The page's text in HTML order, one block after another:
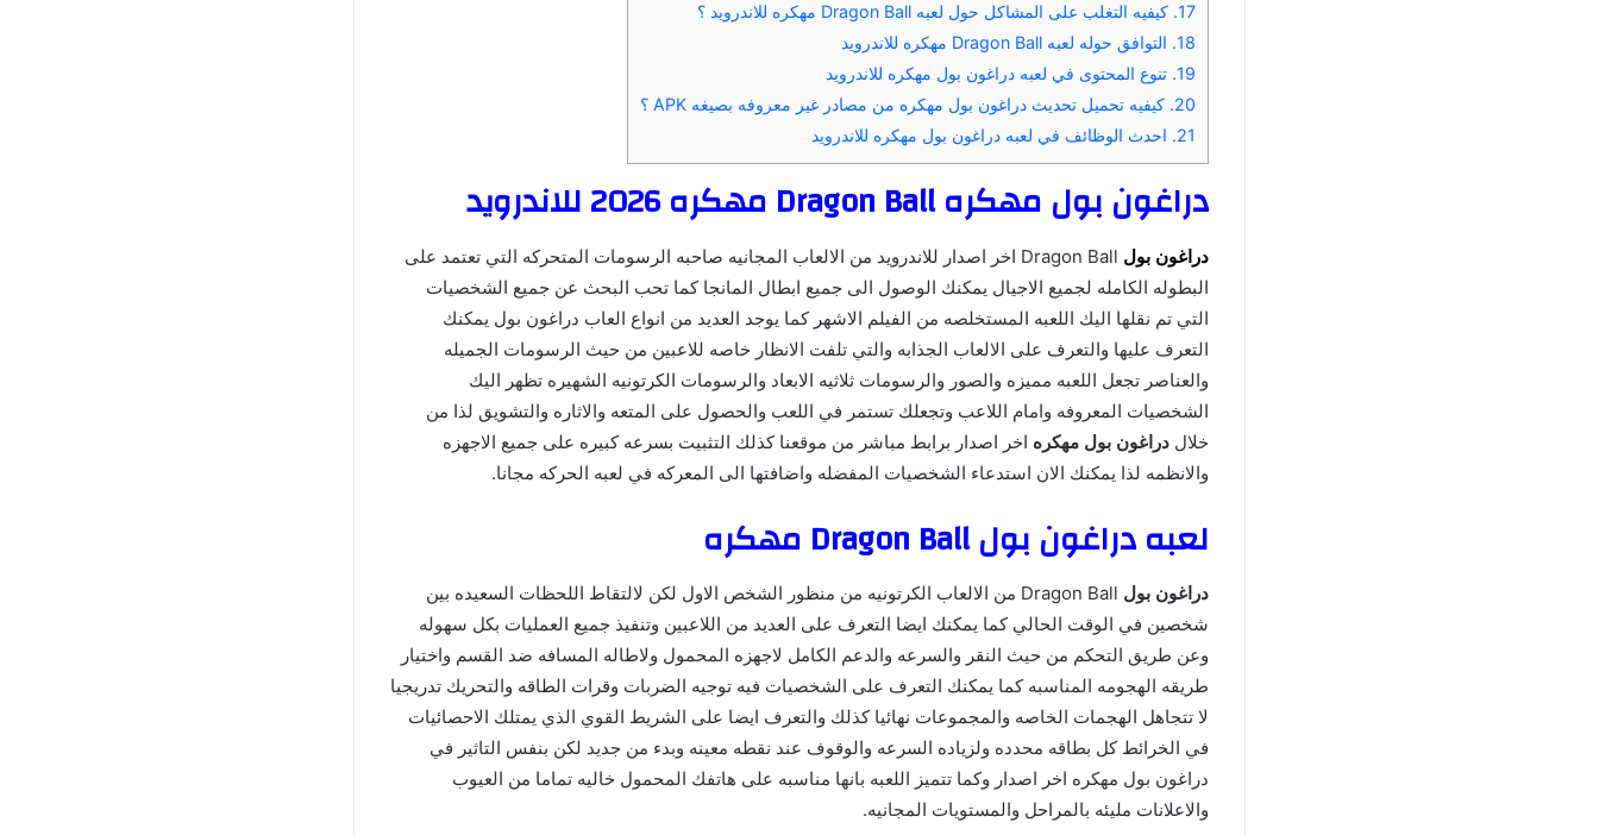
17. كيفيه التغلب على المشاكل حول لعبه Dragon Ball مهكره للاندرويد ؟
18. التوافق حوله لعبه Dragon Ball مهكره للاندرويد
19. تنوع المحتوى في لعبه دراغون بول مهكره للاندرويد
20. كيفيه تحميل تحديث دراغون بول مهكره من مصادر غير معروفه بصيغه APK ؟
21. احدث الوظائف في لعبه دراغون بول مهكره للاندرويد
دراغون بول مهكره Dragon Ball مهكره 2026 للاندرويد
دراغون بول
Dragon Ball اخر اصدار للاندرويد من الالعاب المجانيه صاحبه الرسومات المتحركه التي تعتمد على
البطوله الكامله لجميع الاجيال يمكنك الوصول الى جميع ابطال المانجا كما تحب البحث عن جميع الشخصيات
التي تم نقلها اليك اللعبه المستخلصه من الفيلم الاشهر كما يوجد العديد من انواع العاب دراغون بول يمكنك
التعرف عليها والتعرف على الالعاب الجذابه والتي تلفت الانظار خاصه للاعبين من حيث الرسومات الجميله
والعناصر تجعل اللعبه مميزه والصور والرسومات ثلاثيه الابعاد والرسومات الكرتونيه الشهيره تظهر اليك
الشخصيات المعروفه وامام اللاعب وتجعلك تستمر في اللعب والحصول على المتعه والاثاره والتشويق لذا من
خلال دراغون بول مهكره اخر اصدار برابط مباشر من موقعنا كذلك التثبيت بسرعه كبيره على جميع الاجهزه
والانظمه لذا يمكنك الان استدعاء الشخصيات المفضله واضافتها الى المعركه في لعبه الحركه مجانا.
لعبه دراغون بول Dragon Ball مهكره
دراغون بول
Dragon Ball من الالعاب الكرتونيه من منظور الشخص الاول لكن لالتقاط اللحظات السعيده بين
شخصين في الوقت الحالي كما يمكنك ايضا التعرف على العديد من اللاعبين وتنفيذ جميع العمليات بكل سهوله
وعن طريق التحكم من حيث النقر والسرعه والدعم الكامل لاجهزه المحمول ولاطاله المسافه ضد القسم واختيار
طريقه الهجومه المناسبه كما يمكنك التعرف على الشخصيات فيه توجيه الضربات وقرات الطاقه والتحريك تدريجيا
لا تتجاهل الهجمات الخاصه والمجموعات نهائيا كذلك والتعرف ايضا على الشريط القوي الذي يمتلك الاحصائيات
في الخرائط كل بطاقه محدده ولزياده السرعه والوقوف عند نقطه معينه وبدء من جديد لكن بنفس التاثير في
دراغون بول مهكره اخر اصدار وكما تتميز اللعبه بانها مناسبه على هاتفك المحمول خاليه تماما من العيوب
والاعلانات مليئه بالمراحل والمستويات المجانيه.